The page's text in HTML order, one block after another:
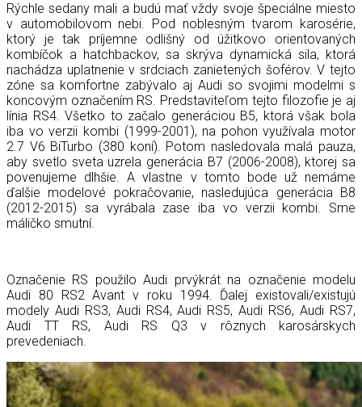
Rýchle sedany mali a budú mať vždy svoje špeciálne miesto
v automobilovom nebi. Pod noblesným tvarom karosérie,
ktorý je tak príjemne odlišný od úžitkovo orientovaných
kombíčok a hatchbackov, sa skrýva dynamická sila, ktorá
nachádza uplatnenie v srdciach zanietených šoférov. V tejto
zóne sa komfortne zabývalo aj Audi so svojimi modelmi s
koncovým označením RS. Predstaviteľom tejto filozofie je aj
línia RS4. Všetko to začalo generáciou B5, ktorá však bola
iba vo verzii kombi (1999-2001), na pohon využívala motor
2.7 V6 BiTurbo (380 koní). Potom nasledovala malá pauza,
aby svetlo sveta uzrela generácia B7 (2006-2008), ktorej sa
povenujeme dlhšie. A vlastne v tomto bode už nemáme
ďalšie modelové pokračovanie, nasledujúca generácia B8
(2012-2015) sa vyrábala zase iba vo verzii kombi. Sme
máličko smutní.
Označenie RS použilo Audi prvýkrát na označenie modelu
Audi 80 RS2 Avant v roku 1994. Ďalej existovali/existujú
modely Audi RS3, Audi RS4, Audi RS5, Audi RS6, Audi RS7,
Audi TT RS, Audi RS Q3 v rôznych karosárskych
prevedeniach.